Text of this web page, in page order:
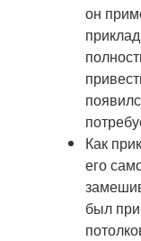
он
Как
его
был